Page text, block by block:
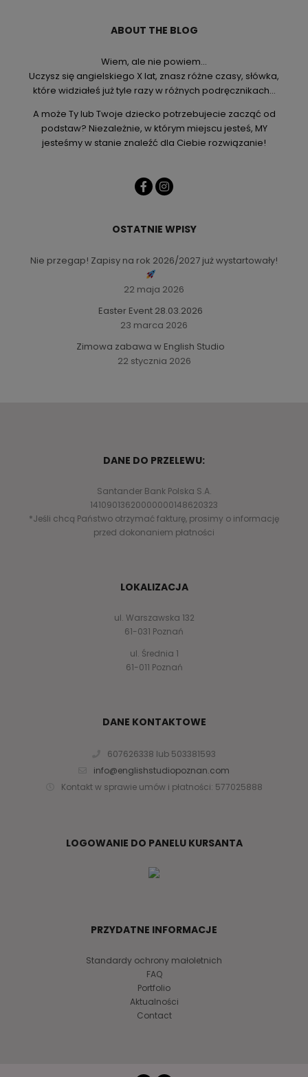
ABOUT THE BLOG
Wiem, ale nie powiem…
Uczysz się angielskiego X lat, znasz różne czasy, słówka,
które widziałeś już tyle razy w różnych podręcznikach…
A może Ty lub Twoje dziecko potrzebujecie zacząć od
podstaw? Niezależnie, w którym miejscu jesteś, MY
jesteśmy w stanie znaleźć dla Ciebie rozwiązanie!
OSTATNIE WPISY
Nie przegap! Zapisy na rok 2026/2027 już wystartowały!
22 maja 2026
Easter Event 28.03.2026
23 marca 2026
Zimowa zabawa w English Studio
22 stycznia 2026
DANE DO PRZELEWU:
Santander Bank Polska S.A.
14109013620000000148620323
*Jeśli chcą Państwo otrzymać fakturę, prosimy o informację
przed dokonaniem płatności
LOKALIZACJA
ul. Warszawska 132
61-031 Poznań
ul. Średnia 1
61-011 Poznań
DANE KONTAKTOWE
607626338 lub 503381593
info@englishstudiopoznan.com
Kontakt w sprawie umów i płatności: 577025888
LOGOWANIE DO PANELU KURSANTA
PRZYDATNE INFORMACJE
Standardy ochrony małoletnich
FAQ
Portfolio
Aktualności
Contact